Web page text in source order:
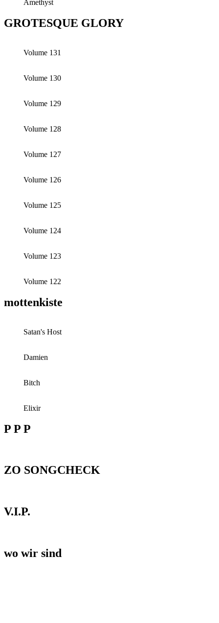
Amethyst
GROTESQUE GLORY
Volume 131
Volume 130
Volume 129
Volume 128
Volume 127
Volume 126
Volume 125
Volume 124
Volume 123
Volume 122
mottenkiste
Satan's Host
Damien
Bitch
Elixir
P P P
ZO SONGCHECK
V.I.P.
wo wir sind